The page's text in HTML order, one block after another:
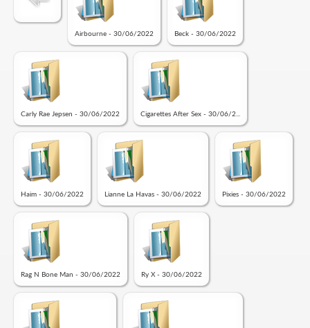
Airbourne - 30/06/2022 Beck - 30/06/2022
Carly Rae Jepsen - 30/06/2022 Cigarettes After Sex - 30/06/2...
Haim - 30/06/2022 Lianne La Havas - 30/06/2022 Pixies - 30/06/2022
Rag N Bone Man - 30/06/2022 Ry X - 30/06/2022